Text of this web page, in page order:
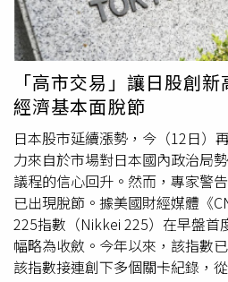
商務部長王文濤會面，屆時雙方
進入中國市場的准入問題，以及
施，「我們持續與中方接觸。我
前我們正在討論今年是否進行高
應以成果為導向。」儘管近月來
互動減少，但貿易與競爭調查卻
公布的《產業加速法案》（
案，將在包括電動車在內的戰略
高70%的本地含量要求，實質上
偏好。今年以來，歐盟已針對風
企業Shein，以及針對中國電信
措施展開調查。同時，德國熱泵
發展感到憂心，認為其成長背後
性的措施」，以免惡化日本已相
盛頓的IMF在與日本財政當局會
升或重大外部衝擊影響最大的弱
保持預算中立、暫時性，且僅針
並非僅有IMF。在高市重新任命
聞》在社論也呼籲她「重新考慮
食品稅每年將使國庫流失約5兆
《每日新聞》警告，日本的公共
（GDP）的230%，為所有先進
政負擔可能削弱日本支付食品進
依賴度極高，因此反而可能引發
漲。社論補充：「為減輕家庭負
能會加劇財政憂慮。這種做法與
「高市交易」讓日股創
經濟基本面脫節
日本股市延續漲勢，今（12日）
力來自於市場對日本國內政治局
議程的信心回升。然而，專家警
已出現脫節。據美國財經媒體《
225指數（Nikkei 225）在早盤首
幅略為收斂。今年以來，該指數
該指數接連創下多個關卡紀錄，